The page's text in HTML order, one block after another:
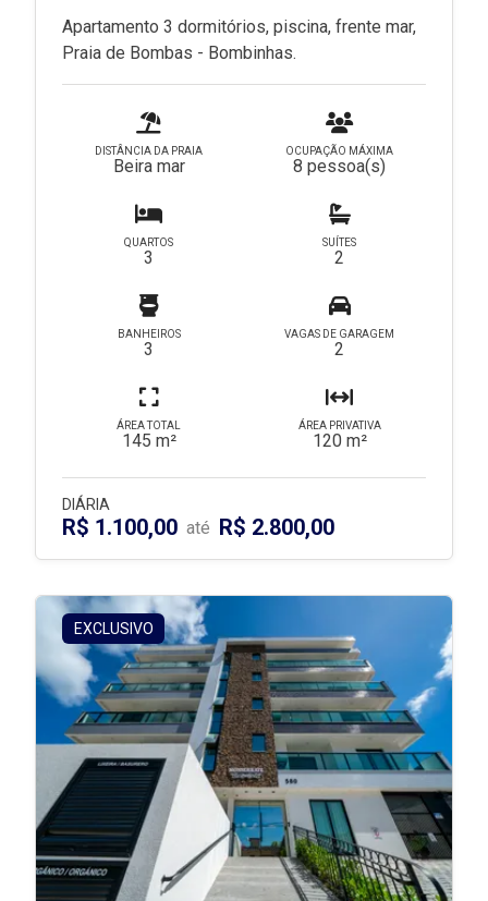
Apartamento 3 dormitórios, piscina, frente mar,
Praia de Bombas - Bombinhas.
DISTÂNCIA DA PRAIA
Beira mar
OCUPAÇÃO MÁXIMA
8 pessoa(s)
QUARTOS
3
SUÍTES
2
BANHEIROS
3
VAGAS DE GARAGEM
2
ÁREA TOTAL
145 m²
ÁREA PRIVATIVA
120 m²
DIÁRIA
R$ 1.100,00 até R$ 2.800,00
EXCLUSIVO